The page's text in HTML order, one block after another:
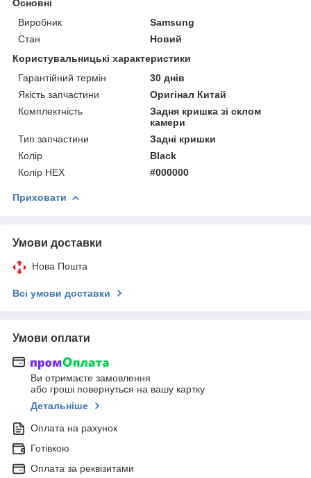
Основні
Виробник
Samsung
Стан
Новий
Користувальницькі характеристики
Гарантійний термін
30 днів
Якість запчастини
Оригінал Китай
Комплектність
Задня кришка зі склом
камери
Тип запчастини
Задні кришки
Колір
Black
Колір HEX
#000000
Приховати
Умови доставки
Нова Пошта
Всі умови доставки
Умови оплати
Ви отримаєте замовлення
або гроші повернуться на вашу картку
Детальніше
Оплата на рахунок
Готівкою
Оплата за реквізитами